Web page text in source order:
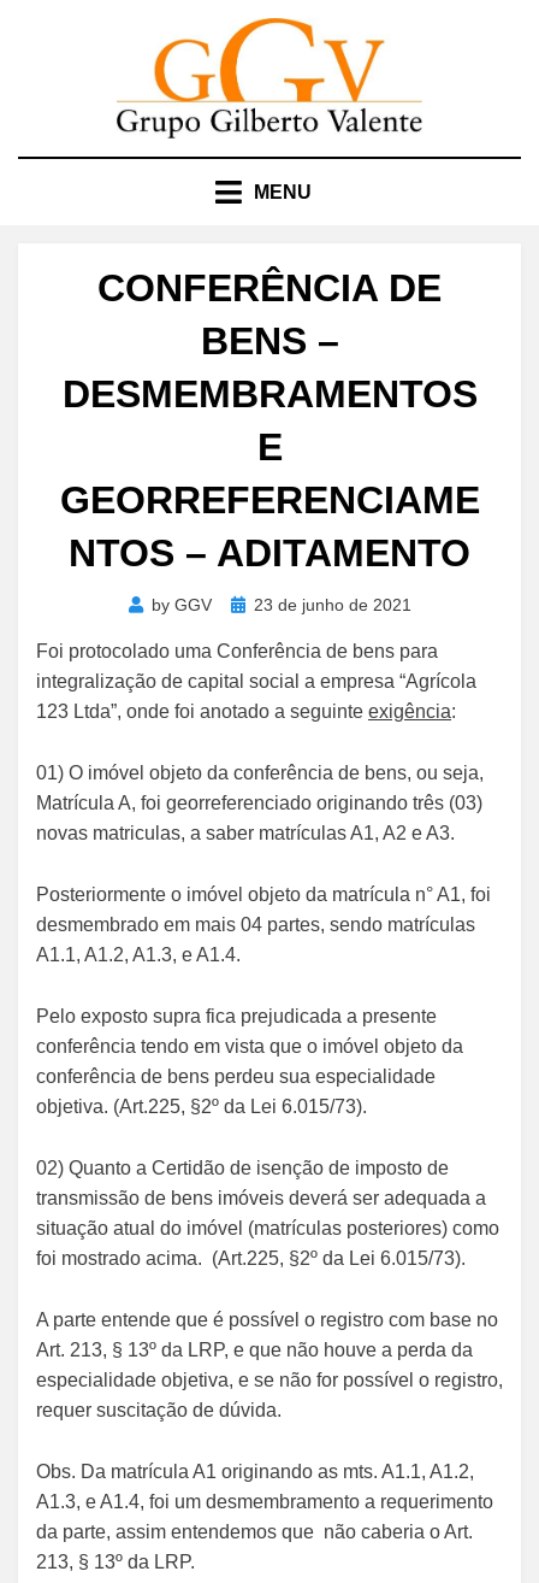
MENU
CONFERÊNCIA DE
BENS –
DESMEMBRAMENTOS
E
GEORREFERENCIAME
NTOS – ADITAMENTO
by GGV
Posted23 de junho de 2021
Foi protocolado uma Conferência de bens para
integralização de capital social a empresa “Agrícola
123 Ltda”, onde foi anotado a seguinte exigência:
01) O imóvel objeto da conferência de bens, ou seja,
Matrícula A, foi georreferenciado originando três (03)
novas matriculas, a saber matrículas A1, A2 e A3.
Posteriormente o imóvel objeto da matrícula n° A1, foi
desmembrado em mais 04 partes, sendo matrículas
A1.1, A1.2, A1.3, e A1.4.
Pelo exposto supra fica prejudicada a presente
conferência tendo em vista que o imóvel objeto da
conferência de bens perdeu sua especialidade
objetiva. (Art.225, §2º da Lei 6.015/73).
02) Quanto a Certidão de isenção de imposto de
transmissão de bens imóveis deverá ser adequada a
situação atual do imóvel (matrículas posteriores) como
foi mostrado acima. (Art.225, §2º da Lei 6.015/73).
A parte entende que é possível o registro com base no
Art. 213, § 13º da LRP, e que não houve a perda da
especialidade objetiva, e se não for possível o registro,
requer suscitação de dúvida.
Obs. Da matrícula A1 originando as mts. A1.1, A1.2,
A1.3, e A1.4, foi um desmembramento a requerimento
da parte, assim entendemos que não caberia o Art.
213, § 13º da LRP.